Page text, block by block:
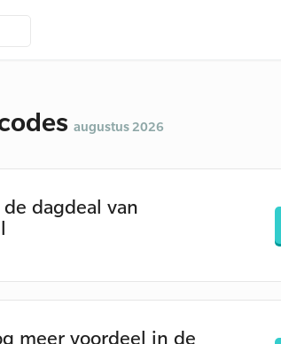
augustus 2026
dagdeal van
meer voordeel in de